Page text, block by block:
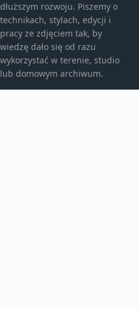
dłuższym rozwoju. Piszemy o
technikach, stylach, edycji i
pracy ze zdjęciem tak, by
wiedzę dało się od razu
wykorzystać w terenie, studio
lub domowym archiwum.